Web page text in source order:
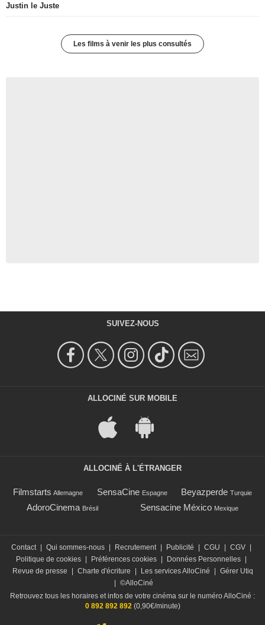
Justin le Juste
Les films à venir les plus consultés
SUIVEZ-NOUS
ALLOCINÉ SUR MOBILE
ALLOCINÉ À L'ÉTRANGER
Filmstarts Allemagne SensaCine Espagne Beyazperde Turquie
AdoroCinema Brésil Sensacine México Mexique
Contact | Qui sommes-nous | Recrutement | Publicité | CGU | CGV |
Politique de cookies | Préférences cookies | Données Personnelles |
Revue de presse
| Charte d'écriture | Les services AlloCiné | Gérer Utiq
| ©AlloCiné
Retrouvez tous les horaires et infos de votre cinéma sur le numéro AlloCiné :
0 892 892 892 (0,90€/minute)